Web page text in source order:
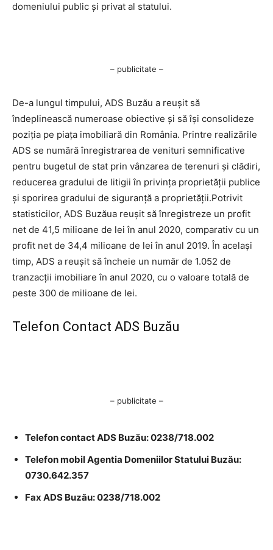
domeniului public şi privat al statului.
– publicitate –
De-a lungul timpului, ADS Buzău a reuşit să
îndeplinească numeroase obiective şi să îşi consolideze
poziţia pe piaţa imobiliară din România. Printre realizările
ADS se numără înregistrarea de venituri semnificative
pentru bugetul de stat prin vânzarea de terenuri şi clădiri,
reducerea gradului de litigii în privinţa proprietăţii publice
şi sporirea gradului de siguranţă a proprietăţii.Potrivit
statisticilor, ADS Buzăua reuşit să înregistreze un profit
net de 41,5 milioane de lei în anul 2020, comparativ cu un
profit net de 34,4 milioane de lei în anul 2019. În acelaşi
timp, ADS a reuşit să încheie un număr de 1.052 de
tranzacţii imobiliare în anul 2020, cu o valoare totală de
peste 300 de milioane de lei.
Telefon Contact ADS Buzău
– publicitate –
Telefon contact ADS Buzău: 0238/718.002
Telefon mobil Agentia Domeniilor Statului Buzău:
0730.642.357
Fax ADS Buzău: 0238/718.002